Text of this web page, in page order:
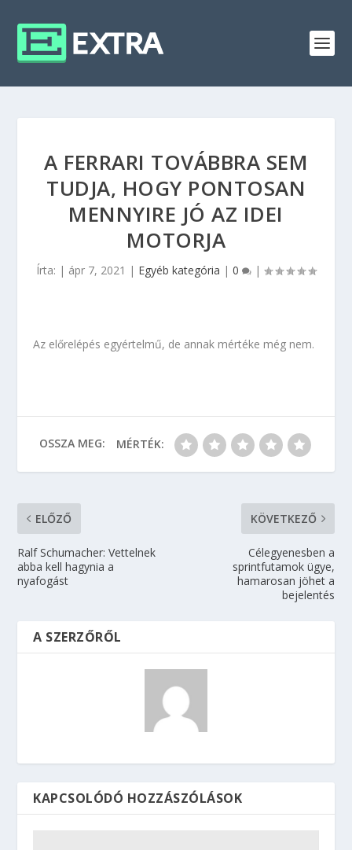
A FERRARI TOVÁBBRA SEM
TUDJA, HOGY PONTOSAN
MENNYIRE JÓ AZ IDEI
MOTORJA
Írta: | ápr 7, 2021 | Egyéb kategória | 0 |
Az előrelépés egyértelmű, de annak mértéke még nem.
OSSZA MEG: MÉRTÉK:
ELŐZŐ
Ralf Schumacher: Vettelnek
abba kell hagynia a
nyafogást
KÖVETKEZŐ
Célegyenesben a
sprintfutamok ügye,
hamarosan jöhet a
bejelentés
A SZERZŐRŐL
KAPCSOLÓDÓ HOZZÁSZÓLÁSOK